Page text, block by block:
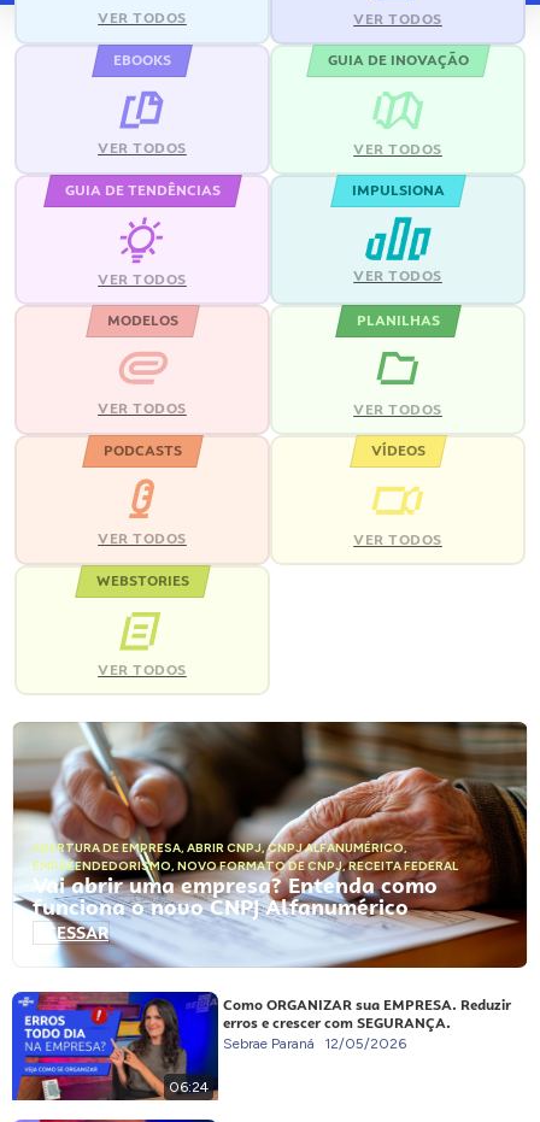
VER TODOS VER TODOS
EBOOKS
VER TODOS
GUIA DE INOVAÇÃO
VER TODOS
GUIA DE TENDÊNCIAS
VER TODOS
IMPULSIONA
VER TODOS
MODELOS
VER TODOS
PLANILHAS
VER TODOS
PODCASTS
VER TODOS
VÍDEOS
VER TODOS
WEBSTORIES
VER TODOS
ABERTURA DE EMPRESA, ABRIR CNPJ,CNPJ ALFANUMÉRICO,
EMPREENDEDORISMO, NOVO FORMATO DE CNPJ,RECEITA FEDERAL
Vai abrir uma empresa? Entenda como
funciona o novo CNPJ Alfanumérico
ACESSAR
06:24
Como ORGANIZAR sua EMPRESA. Reduzir
erros e crescer com SEGURANÇA.
Sebrae Paraná 12/05/2026